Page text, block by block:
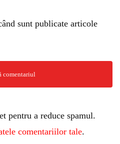
sunt publicate articole
pentru a reduce spamul.
comentariilor tale.